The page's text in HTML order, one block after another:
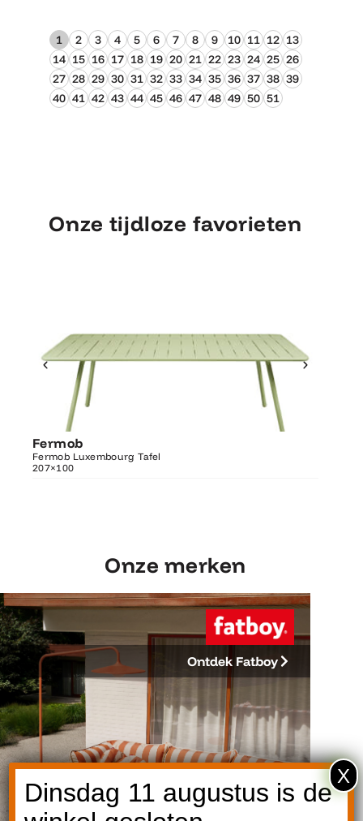
1 2 3 4 5 6 7 8 9 10 11 12 13
14 15 16 17 18 19 20 21 22 23 24 25 26
27 28 29 30 31 32 33 34 35 36 37 38 39
40 41 42 43 44 45 46 47 48 49 50 51
Onze tijdloze favorieten
Fermob
Fermob Luxembourg Tafel
207×100
207×100
Onze merken
Ontdek Fatboy
Dinsdag 11 augustus is de
X